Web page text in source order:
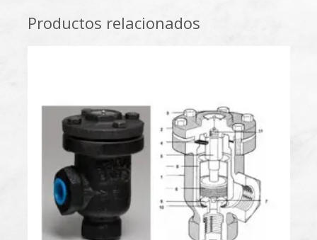
Productos relacionados